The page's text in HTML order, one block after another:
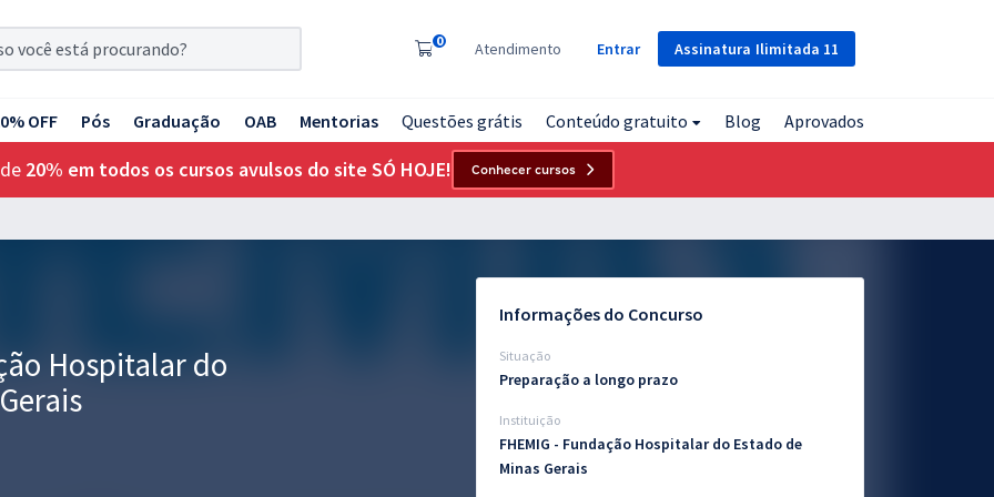
Assinatura Ilimitada 11
0 Atendimento Entrar
OFF Pós Graduação OAB Mentorias Questões grátis Conteúdo gratuito Blog Aprovados
20% em todos os cursos avulsos do site SÓ HOJE! Conhecer cursos
Hospitalar do
Informações do Concurso
Situação
Preparação a longo prazo
Instituição
FHEMIG - Fundação Hospitalar do Estado de
Minas Gerais